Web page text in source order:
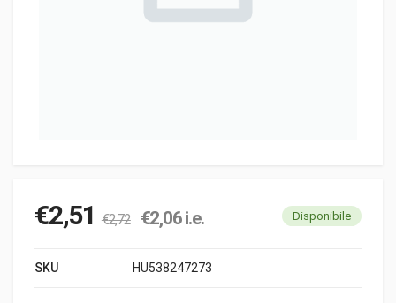
€2,51 €2,72 €2,06i.e. Disponibile
SKU HU538247273